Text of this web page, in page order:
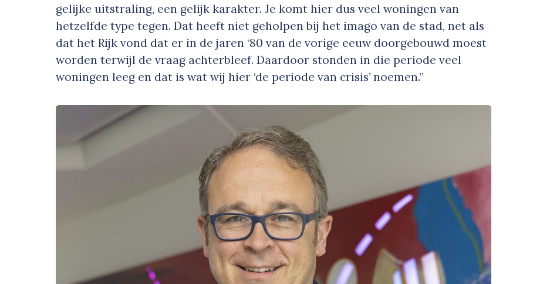
gelijke uitstraling, een gelijk karakter. Je komt hier dus veel woningen van
hetzelfde type tegen. Dat heeft niet geholpen bij het imago van de stad, net als
dat het Rijk vond dat er in de jaren ‘80 van de vorige eeuw doorgebouwd moest
worden terwijl de vraag achterbleef. Daardoor stonden in die periode veel
woningen leeg en dat is wat wij hier ‘de periode van crisis’ noemen.”